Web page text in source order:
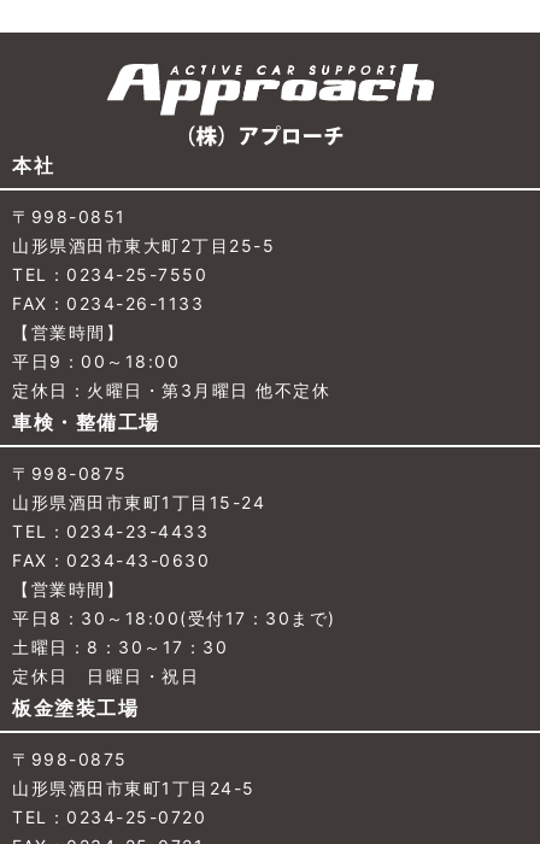
本社
〒998-0851
山形県酒田市東大町2丁目25-5
TEL：0234-25-7550
FAX：0234-26-1133
【営業時間】
平日9：00～18:00
定休日：火曜日・第3月曜日 他不定休
車検・整備工場
〒998-0875
山形県酒田市東町1丁目15-24
TEL：0234-23-4433
FAX：0234-43-0630
【営業時間】
平日8：30～18:00(受付17：30まで)
土曜日：8：30～17：30
定休日 日曜日・祝日
板金塗装工場
〒998-0875
山形県酒田市東町1丁目24-5
TEL：0234-25-0720